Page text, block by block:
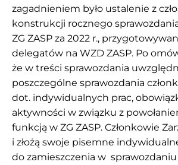
zagadnieniem było ustalenie z
konstrukcji rocznego sprawozdania
ZG ZASP za 2022 r.,
delegatów na WZD ZASP. Po
że w treści sprawozdania
poszczególne sprawozdania
dot. indywidualnych prac,
aktywności w związku z
funkcją w ZG ZASP. Członkowie
i złożą swoje pisemne
do zamieszczenia w